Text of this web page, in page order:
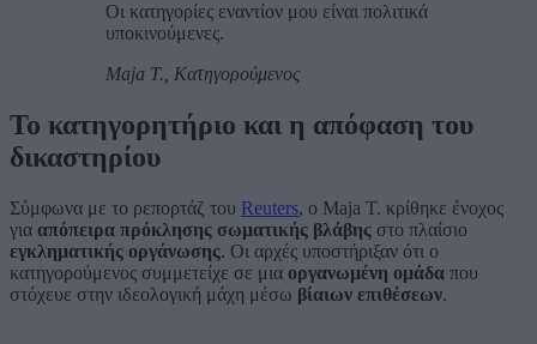
Οι κατηγορίες εναντίον μου είναι πολιτικά
υποκινούμενες.
Maja T., Κατηγορούμενος
Το κατηγορητήριο και η απόφαση του
δικαστηρίου
Σύμφωνα με το ρεπορτάζ του Reuters, ο Maja T. κρίθηκε ένοχος
για απόπειρα πρόκλησης σωματικής βλάβης στο πλαίσιο
εγκληματικής οργάνωσης. Οι αρχές υποστήριξαν ότι ο
κατηγορούμενος συμμετείχε σε μια οργανωμένη ομάδα που
στόχευε στην ιδεολογική μάχη μέσω βίαιων επιθέσεων.